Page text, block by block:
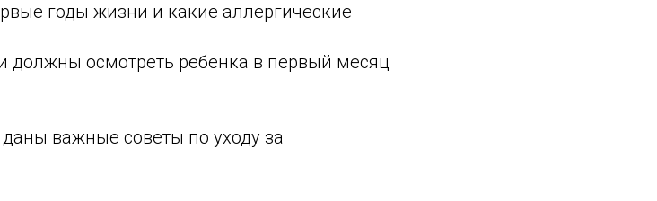
годы жизни и какие аллергические
должны осмотреть ребенка в первый месяц
важные советы по уходу за